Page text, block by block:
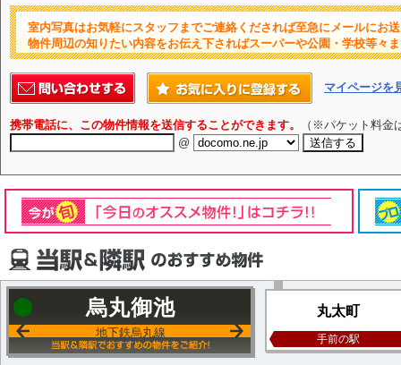
室内写真はお気軽にスタッフまでご連絡くだされば至急にメールにお
物件周辺の知りたい内容をお伝え下さればスーパーや公園・学校等々
マイページを
携帯電話に、この物件情報を送信することができます。
（※パケット料金
@
烏丸御池
地下鉄烏丸線
丸太町
手前の駅